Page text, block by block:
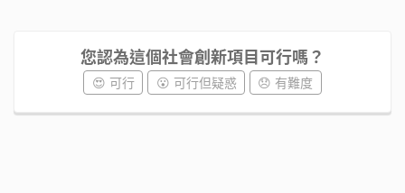
您認為這個社會創新項目可行嗎？
😍 可行 😮 可行但疑惑 😞 有難度